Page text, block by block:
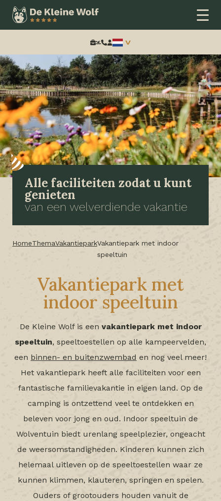
Zoeken:
Alle faciliteiten zodat u kunt
genieten
van een welverdiende vakantie
HomeThemaVakantieparkVakantiepark met indoor
speeltuin
Vakantiepark met
indoor speeltuin
De Kleine Wolf is een vakantiepark met indoor
speeltuin, speeltoestellen op alle kampeervelden,
een binnen- en buitenzwembad en nog veel meer!
Het vakantiepark heeft alle faciliteiten voor een
fantastische familievakantie in eigen land. Op de
camping is ontzettend veel te ontdekken en
beleven voor jong en oud. Indoor speeltuin de
Wolventuin biedt urenlang speelplezier, ongeacht
de weersomstandigheden. Kinderen kunnen zich
helemaal uitleven op de speeltoestellen waar ze
kunnen klimmen, klauteren, springen en spelen.
Ouders of grootouders houden vanuit de